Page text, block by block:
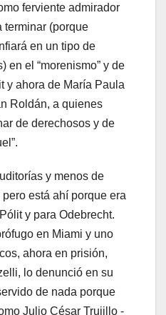
ferviente admirador
terminar (porque
en un tipo de
en el “morenismo” y de
y ahora de María Paula
Roldán, a quienes
de derechosos y de
y menos de
está ahí porque era
y para Odebrecht.
en Miami y uno
ahora en prisión,
lo denunció en su
de nada porque
Julio César Trujillo -